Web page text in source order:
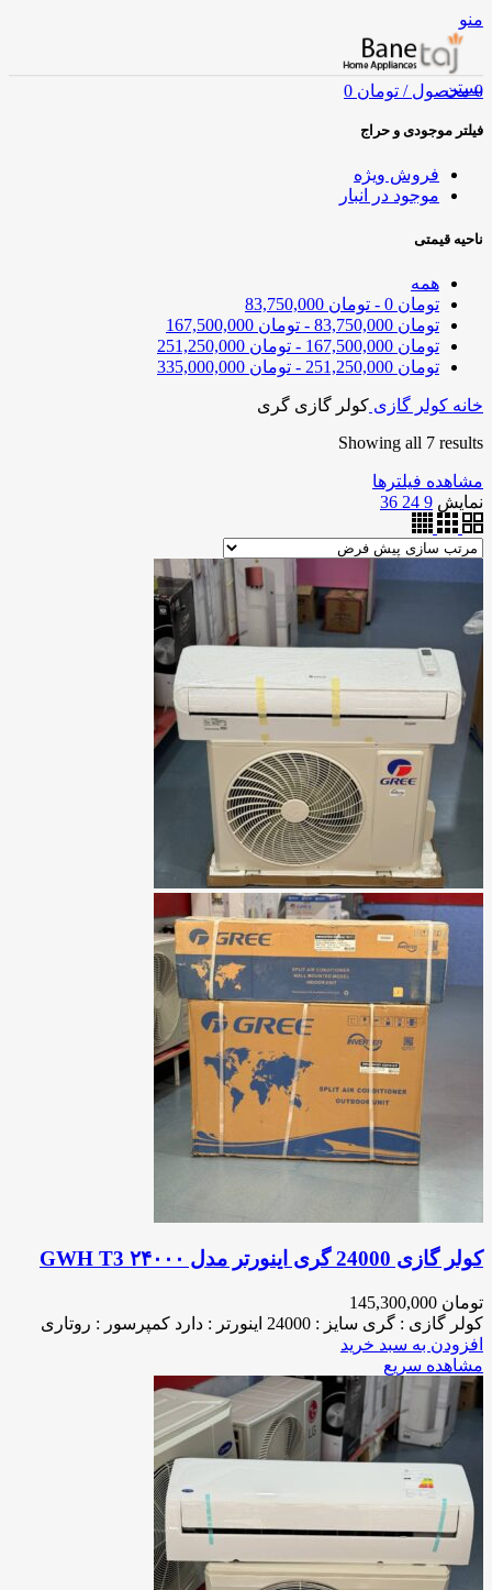
منو
0 محصول / تومان بستن
فیلتر موجودی و حراج
فروش ویژه
موجود در انبار
ناحیه قیمتی
همه
تومان
- تومان
تومان
- تومان
تومان
- تومان
تومان
- تومان
خانه کولر گازی کولر گازی گری
Showing all 7 results
مشاهده فیلترها
نمایش 9
24
36
کولر گازی 24000 گری اینورتر مدل ۲۴۰۰۰ GWH T3
تومان
کولر گازی : گری سایز : 24000 اینورتر : دارد کمپرسور : روتاری
افزودن به سبد خرید
مشاهده سریع